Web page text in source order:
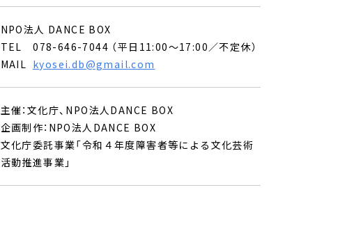
NPO法人 DANCE BOX
TEL 078-646-7044 （平日11:00〜17:00／不定休）
MAIL kyosei.db@gmail.com
主催：文化庁、NPO法人DANCE BOX
企画制作：NPO法人DANCE BOX
文化庁委託事業「令和４年度障害者等による文化芸術
活動推進事業」